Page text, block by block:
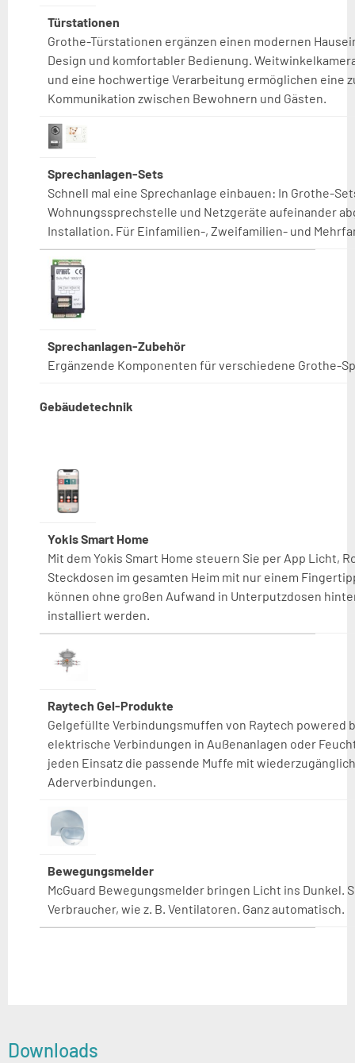
Türstationen
Grothe-Türstationen ergänzen einen modernen
Design und komfortabler Bedienung.
und eine hochwertige Verarbeitung ermöglichen eine
Kommunikation zwischen Bewohnern und Gästen.
Sprechanlagen-Sets
Schnell mal eine Sprechanlage einbauen: In Grothe-
Wohnungssprechstelle und Netzgeräte aufeinander
Installation. Für Einfamilien-, Zweifamilien- und
Sprechanlagen-Zubehör
Ergänzende Komponenten für verschiedene Grothe-
Gebäudetechnik
Yokis Smart Home
Mit dem Yokis Smart Home steuern Sie per App Licht,
Steckdosen im gesamten Heim mit nur einem
können ohne großen Aufwand in Unterputzdosen
installiert werden.
Raytech Gel-Produkte
Gelgefüllte Verbindungsmuffen von Raytech powered
elektrische Verbindungen in Außenanlagen oder
jeden Einsatz die passende Muffe mit
Aderverbindungen.
Bewegungsmelder
McGuard Bewegungsmelder bringen Licht ins Dunkel.
Verbraucher, wie z. B. Ventilatoren. Ganz automatisch.
Downloads